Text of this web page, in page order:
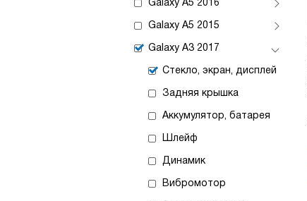
Galaxy A5 2016
Galaxy A5 2015
Galaxy A3 2017
Стекло, экран, дисплей
Задняя крышка
Аккумулятор, батарея
Шлейф
Динамик
Вибромотор